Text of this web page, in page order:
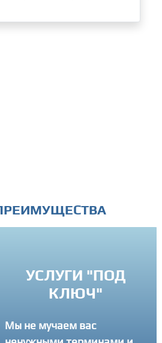
ПОДХОД
Вы можете связатся с